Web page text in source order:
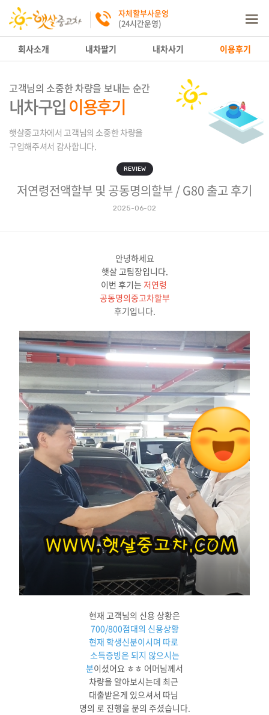
자체할부사운영
(24시간운영)
회사소개 내차팔기 내차사기 이용후기
고객님의 소중한 차량을 보내는 순간
내차구입이용후기
햇살중고차에서 고객님의 소중한 차량을
구입해주셔서 감사합니다.
REVIEW
저연령전액할부 및 공동명의할부 / G80 출고 후기
2025-06-02
안녕하세요
햇살 고팀장입니다.
이번 후기는 저연령
공동명의중고차할부
후기입니다.
현재 고객님의 신용 상황은
700/800점대의 신용상황
현재 학생신분이시며 따로
소득증빙은 되지 않으시는
분이셨어요 ㅎㅎ 어머님께서
차량을 알아보시는데 최근
대출받은게 있으셔서 따님
명의 로 진행을 문의 주셨습니다.